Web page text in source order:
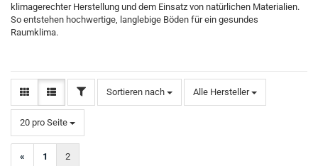
klimagerechter Herstellung und dem Einsatz von natürlichen Materialien.
So entstehen hochwertige, langlebige Böden für ein gesundes
Raumklima.
FILTERSortieren nach
Sortieren nach Alle Hersteller
20 pro Seite
pro Seite
« 1 2